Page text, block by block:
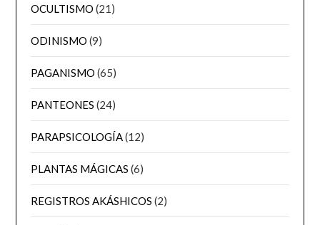
OCULTISMO (21)
ODINISMO (9)
PAGANISMO (65)
PANTEONES (24)
PARAPSICOLOGÍA(12)
PLANTAS MÁGICAS (6)
REGISTROS AKÁSHICOS (2)